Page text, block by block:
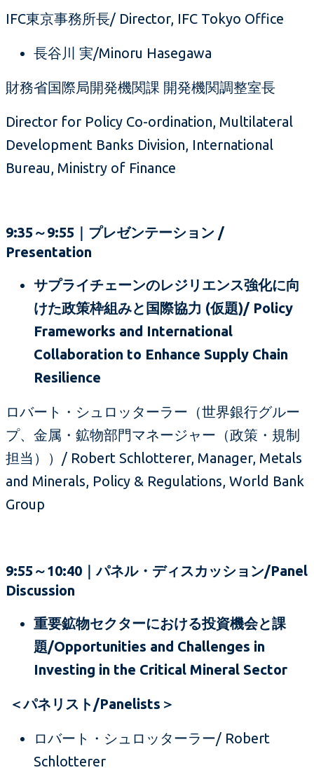
IFC東京事務所長/ Director, IFC Tokyo Office
長谷川 実/Minoru Hasegawa
財務省国際局開発機関課 開発機関調整室長
Director for Policy Co-ordination, Multilateral
Development Banks Division, International
Bureau, Ministry of Finance
9:35～9:55｜プレゼンテーション /
Presentation
サプライチェーンのレジリエンス強化に向
けた政策枠組みと国際協力 (仮題)/ Policy
Frameworks and International
Collaboration to Enhance Supply Chain
Resilience
ロバート・シュロッターラー（世界銀行グルー
プ、金属・鉱物部門マネージャー（政策・規制
担当））/ Robert Schlotterer, Manager, Metals
and Minerals, Policy & Regulations, World Bank
Group
9:55～10:40｜パネル・ディスカッション/Panel
Discussion
重要鉱物セクターにおける投資機会と課
題/Opportunities and Challenges in
Investing in the Critical Mineral Sector
＜パネリスト/Panelists＞
ロバート・シュロッターラー/ Robert
Schlotterer